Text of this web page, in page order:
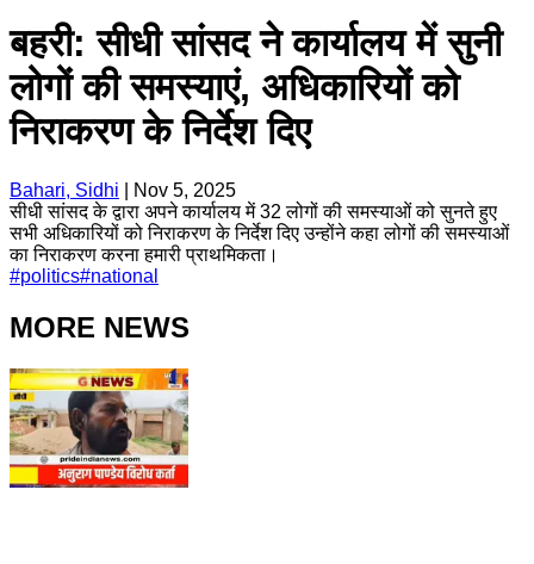
बहरी: सीधी सांसद ने कार्यालय में सुनी
लोगों की समस्याएं, अधिकारियों को
निराकरण के निर्देश दिए
Bahari, Sidhi
Nov 5, 2025
सीधी सांसद के द्वारा अपने कार्यालय में 32 लोगों की समस्याओं को सुनते हुए
सभी अधिकारियों को निराकरण के निर्देश दिए उन्होंने कहा लोगों की समस्याओं
का निराकरण करना हमारी प्राथमिकता।
#politics#national
MORE NEWS